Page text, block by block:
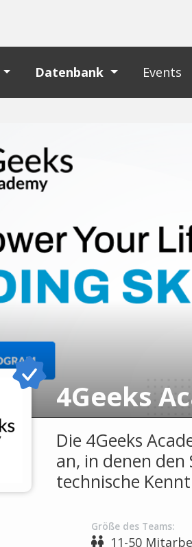
Datenbank Events
4Geeks
Die 4Geeks
an, in denen
technische
Größe des Teams:
11-50